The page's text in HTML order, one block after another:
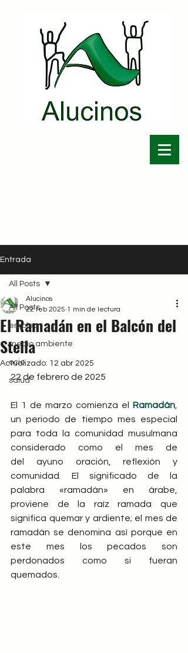
Entrada
All Posts
empleo
medio ambiente
ocio
salud
All Posts
El Ramadán en el Balcón del
Stella
Alucinos
22 feb 2025 1 min de lectura
Actualizado: 12 abr 2025
22 de febrero de 2025
El 1 de marzo comienza el Ramadán
un periodo de tiempo mes especial
para toda la comunidad musulmana
considerado como el mes de
del ayuno oración, reflexión y
comunidad. El significado de la
palabra «ramadán» en árabe,
proviene de la raíz ramada que
significa quemar y ardiente;​ el mes de
ramadán se denomina así porque en
este mes los pecados son
perdonados como si fueran
quemados.